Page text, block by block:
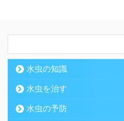
水虫の知識
水虫を治す
水虫の予防